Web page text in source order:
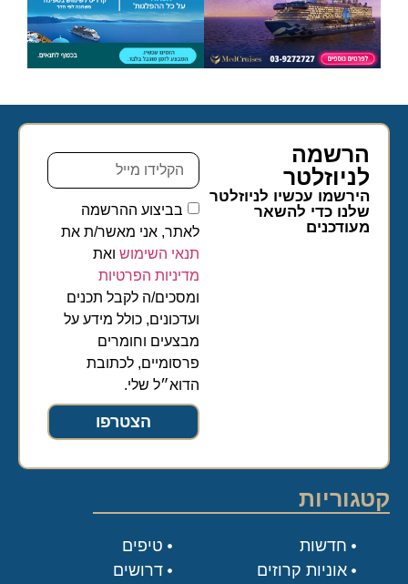
הרשמה
לניוזלטר​
הירשמו עכשיו לניוזלטר
שלנו כדי להשאר
מעודכנים
בביצוע ההרשמה
לאתר, אני מאשר/ת את
תנאי השימושואת
מדיניות הפרטיות
ומסכים/ה לקבל תכנים
ועדכונים, כולל מידע על
מבצעים וחומרים
פרסומיים, לכתובת
הדוא״ל שלי.
הצטרפו
קטגוריות
טיפים
דרושים
חדשות
אוניות קרוזים